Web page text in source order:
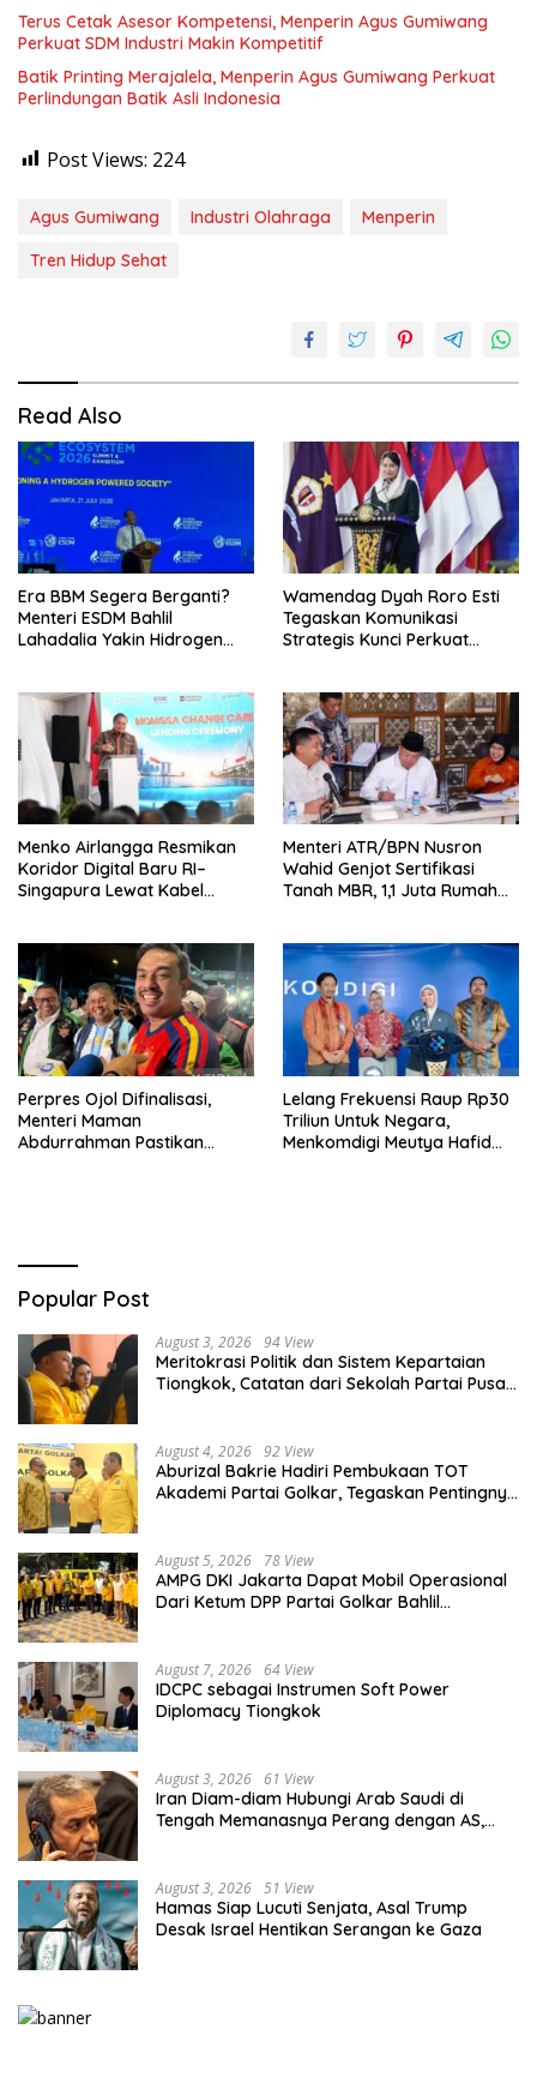
Terus Cetak Asesor Kompetensi, Menperin Agus Gumiwang
Perkuat SDM Industri Makin Kompetitif
Batik Printing Merajalela, Menperin Agus Gumiwang Perkuat
Perlindungan Batik Asli Indonesia
Post Views: 224
Agus Gumiwang Industri Olahraga
Menperin
Tren Hidup Sehat
Read Also
Era BBM Segera Berganti?
Menteri ESDM Bahlil
Lahadalia Yakin Hidrogen
Wamendag Dyah Roro Esti
Tegaskan Komunikasi
Strategis Kunci Perkuat
Menko Airlangga Resmikan
Koridor Digital Baru RI–
Singapura Lewat Kabel
Menteri ATR/BPN Nusron
Wahid Genjot Sertifikasi
Tanah MBR, 1,1 Juta Rumah
Perpres Ojol Difinalisasi,
Menteri Maman
Abdurrahman Pastikan
Lelang Frekuensi Raup Rp30
Triliun Untuk Negara,
Menkomdigi Meutya Hafid
Popular Post
August 3, 2026 94 View
Meritokrasi Politik dan Sistem Kepartaian
Tiongkok, Catatan dari Sekolah Partai Pusat
August 4, 2026 92 View
Aburizal Bakrie Hadiri Pembukaan TOT
Akademi Partai Golkar, Tegaskan Pentingnya
August 5, 2026 78 View
AMPG DKI Jakarta Dapat Mobil Operasional
Dari Ketum DPP Partai Golkar Bahlil
August 7, 2026 64 View
IDCPC sebagai Instrumen Soft Power
Diplomacy Tiongkok
August 3, 2026 61 View
Iran Diam-diam Hubungi Arab Saudi di
Tengah Memanasnya Perang dengan AS,
August 3, 2026 51 View
Hamas Siap Lucuti Senjata, Asal Trump
Desak Israel Hentikan Serangan ke Gaza